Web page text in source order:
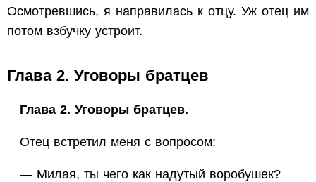
Осмотревшись, я направилась к отцу. Уж отец им
потом взбучку устроит.
Глава 2. Уговоры братцев
Глава 2. Уговоры братцев.
Отец встретил меня с вопросом:
— Милая, ты чего как надутый воробушек?